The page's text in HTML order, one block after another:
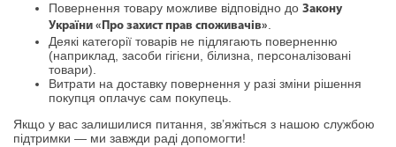
Повернення товару можливе відповідно до Закону
України «Про захист прав споживачів».
Деякі категорії товарів не підлягають поверненню
(наприклад, засоби гігієни, білизна, персоналізовані
товари).
Витрати на доставку повернення у разі зміни рішення
покупця оплачує сам покупець.
Якщо у вас залишилися питання, зв’яжіться з нашою службою
підтримки — ми завжди раді допомогти!